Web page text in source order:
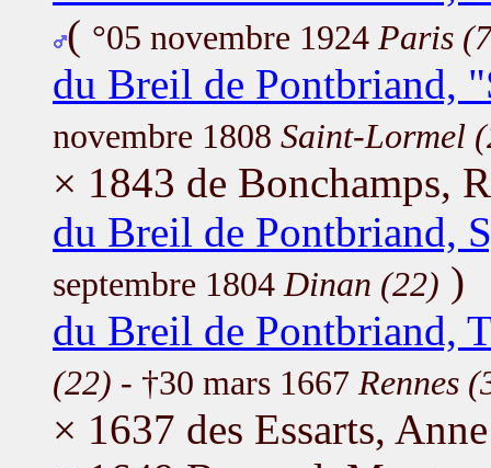
( °05 novembre 1924 Paris
du Breil de Pontbriand,
novembre 1808 Saint-Lormel
× 1843 de Bonchamps,
du Breil de Pontbriand,
septembre 1804 Dinan (22) )
du Breil de Pontbriand,
(22) - †30 mars 1667 Rennes
× 1637 des Essarts, Anne